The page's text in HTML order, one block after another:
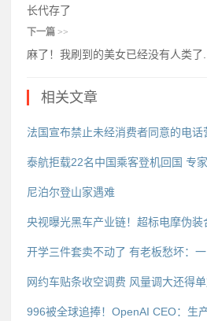
长代存了
下一篇 >>
麻了！我刷到的美女已经没有人类了...
相关文章
尼泊尔登山家遇难